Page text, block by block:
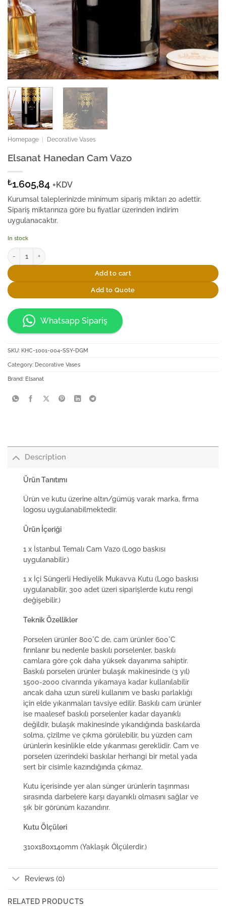
Homepage Decorative Vases
Elsanat Hanedan Cam Vazo
₺1.605,84 +KDV
Kurumsal taleplerinizde minimum sipariş miktarı 20 adettir.
Sipariş miktarınıza göre bu fiyatlar üzerinden indirim
uygulanacaktır.
In stock
Elsanat Hanedan Cam Vazo quantity
Add to cart
Add to Quote
Whatsapp Sipariş
SKU: KHC-1001-004-SSY-DGM
Category: Decorative Vases
Brand: Elsanat
Description
Ürün Tanıtımı
Ürün ve kutu üzerine altın/gümüş varak marka, firma
logosu uygulanabilmektedir.
Ürün İçeriği
1 x İstanbul Temalı Cam Vazo (Logo baskısı
uygulanabilir.)
1 x İçi Süngerli Hediyelik Mukavva Kutu (Logo baskısı
uygulanabilir, 300 adet üzeri siparişlerde kutu rengi
değişebilir.)
Teknik Özellikler
Porselen ürünler 800°C de, cam ürünler 600°C
fırınlanır bu nedenle baskılı porselenler, baskılı
camlara göre çok daha yüksek dayanıma sahiptir.
Baskılı porselen ürünler bulaşık makinesinde (3 yıl)
1500-2000 civarında yıkamaya kadar kullanılabilir
ancak daha uzun süreli kullanım ve baskı parlaklığı
için elde yıkanmaları tavsiye edilir. Baskılı cam ürünler
ise maalesef baskılı porselenler kadar dayanıklı
değildir, bulaşık makinesinde yıkandığında baskılarda
solma, çizilme ve çıkma görülebilir, bu yüzden cam
ürünlerin kesinlikle elde yıkanması gereklidir. Cam ve
porselen üzerindeki baskılar herhangi bir metal yada
sert bir cisimle kazındığında çıkmaz.
Kutu içerisinde yer alan sünger ürünlerin taşınması
sırasında darbelere karşı dayanıklı olmasını sağlar ve
şık bir görünüm kazandırır.
Kutu Ölçüleri
310x180x140mm (Yaklaşık Ölçülerdir.)
Reviews (0)
RELATED PRODUCTS